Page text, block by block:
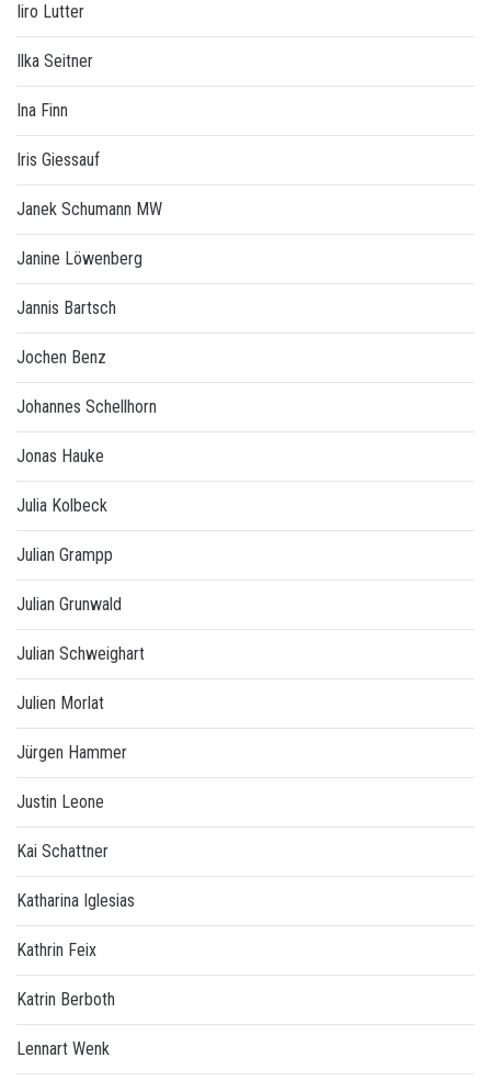
Iiro Lutter
Ilka Seitner
Ina Finn
Iris Giessauf
Janek Schumann MW
Janine Löwenberg
Jannis Bartsch
Jochen Benz
Johannes Schellhorn
Jonas Hauke
Julia Kolbeck
Julian Grampp
Julian Grunwald
Julian Schweighart
Julien Morlat
Jürgen Hammer
Justin Leone
Kai Schattner
Katharina Iglesias
Kathrin Feix
Katrin Berboth
Lennart Wenk